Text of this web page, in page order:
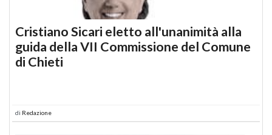
Cristiano Sicari eletto all'unanimità alla
guida della VII Commissione del Comune
di Chieti
di Redazione